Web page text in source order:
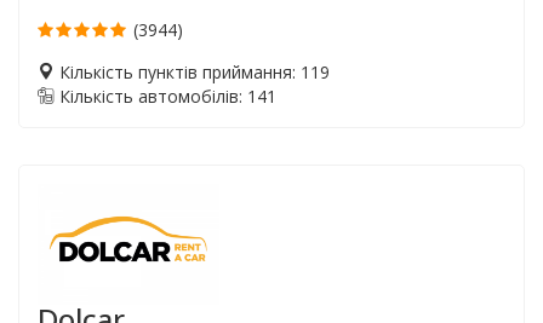
(3944)
Кількість пунктів приймання: 119
Кількість автомобілів: 141